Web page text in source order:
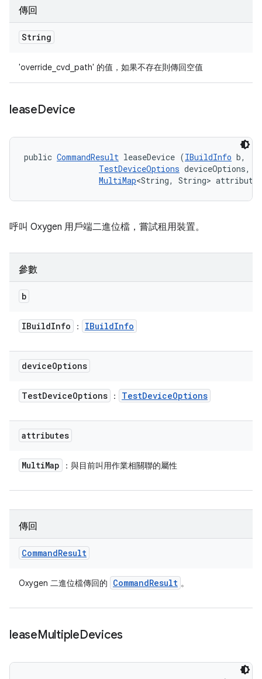
傳回
String
'override_cvd_path' 的值，如果不存在則傳回空值
leaseDevice
public CommandResult leaseDevice (IBuildInfo b,
TestDeviceOptions deviceOptions,
MultiMap<String, String>
呼叫 Oxygen 用戶端二進位檔，嘗試租用裝置。
參數
b
IBuildInfo ： IBuildInfo
deviceOptions
TestDeviceOptions ： TestDeviceOptions
attributes
MultiMap ：與目前叫用作業相關聯的屬性
傳回
CommandResult
Oxygen 二進位檔傳回的 CommandResult 。
leaseMultipleDevices